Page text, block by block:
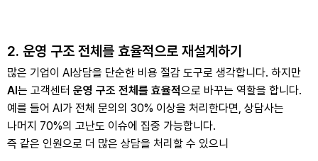
2. 운영 구조 전체를 효율적으로 재설계하기
많은 기업이 AI상담을 단순한 비용 절감 도구로 생각합니다. 하지만
AI는 고객센터 운영 구조 전체를 효율적으로 바꾸는 역할을 합니다.
예를 들어 AI가 전체 문의의 30% 이상을 처리한다면, 상담사는
나머지 70%의 고난도 이슈에 집중 가능합니다.
즉 같은 인원으로 더 많은 상담을 처리할 수 있으니